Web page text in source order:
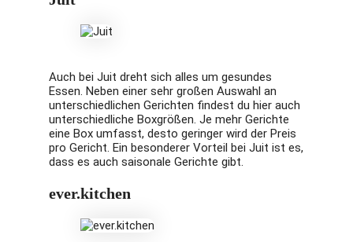
Auch bei Juit dreht sich alles um gesundes
Essen. Neben einer sehr großen Auswahl an
unterschiedlichen Gerichten findest du hier auch
unterschiedliche Boxgrößen. Je mehr Gerichte
eine Box umfasst, desto geringer wird der Preis
pro Gericht. Ein besonderer Vorteil bei Juit ist es,
dass es auch saisonale Gerichte gibt.
ever.kitchen